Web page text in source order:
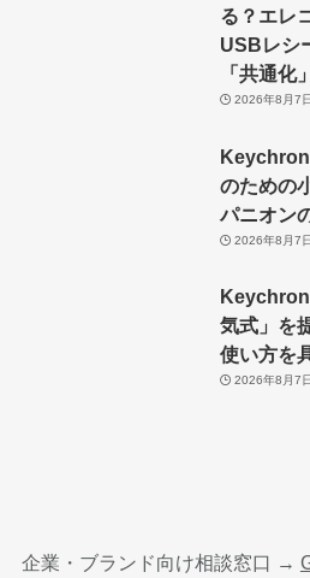
る？エレ
USBレシ
「共通化」
2026年8月7日
Keychron
のための
パニオン
2026年8月7日
Keychron
気式」を
使い方を
2026年8月7日
企業・ブランド向け相談窓口 →